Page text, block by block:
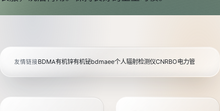
友情链接BDMA有机锌有机铋bdmaee个人辐射检测仪CNRBO电力管